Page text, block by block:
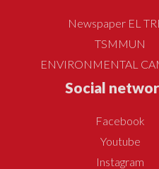
Newspaper EL
TSMMUN
ENVIRONMENTAL
Social
Facebook
Youtube
Instagram